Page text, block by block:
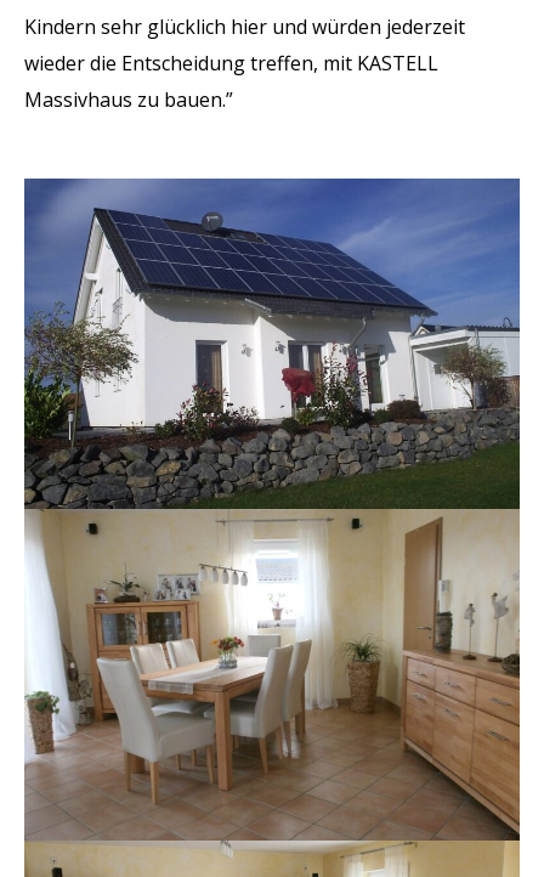
Kindern sehr glücklich hier und würden jederzeit
wieder die Entscheidung treffen, mit KASTELL
Massivhaus zu bauen.”